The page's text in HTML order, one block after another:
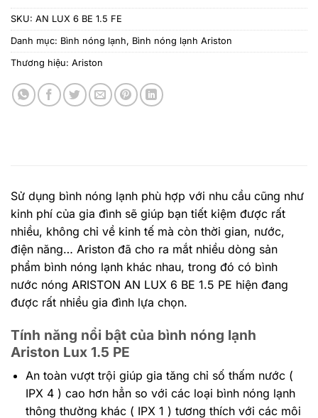
SKU: AN LUX 6 BE 1.5 FE
Danh mục: Bình nóng lạnh, Bình nóng lạnh Ariston
Thương hiệu: Ariston
Sử dụng bình nóng lạnh phù hợp với nhu cầu cũng như
kinh phí của gia đình sẽ giúp bạn tiết kiệm được rất
nhiều, không chỉ về kinh tế mà còn thời gian, nước,
điện năng… Ariston đã cho ra mắt nhiều dòng sản
phẩm bình nóng lạnh khác nhau, trong đó có bình
nước nóng ARISTON AN LUX 6 BE 1.5 PE hiện đang
được rất nhiều gia đình lựa chọn.
Tính năng nổi bật của bình nóng lạnh
Ariston Lux 1.5 PE
An toàn vượt trội giúp gia tăng chỉ số thấm nước (
IPX 4 ) cao hơn hẳn so với các loại bình nóng lạnh
thông thường khác ( IPX 1 ) tương thích với các môi